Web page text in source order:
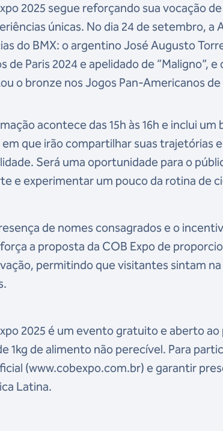
2025 segue reforçando sua vocação
únicas. No dia 24 de setembro, a
do BMX: o argentino José Augusto
de Paris 2024 e apelidado de “Maligno”,
o bronze nos Jogos Pan-Americanos de
acontece das 15h às 16h e inclui
que irão compartilhar suas trajetórias
Será uma oportunidade para o
e experimentar um pouco da rotina de
de nomes consagrados e o
a proposta da COB Expo de
permitindo que visitantes sintam
2025 é um evento gratuito e aberto
1kg de alimento não perecível. Para
(www.cobexpo.com.br) e garantir
Latina.